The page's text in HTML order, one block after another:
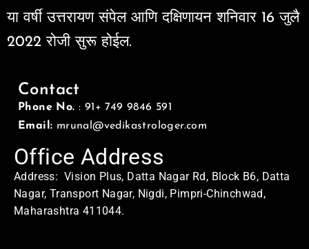
या वर्षी उत्तरायण संपेल आणि दक्षिणायन शनिवार 16 जुलै
2022 रोजी सुरू होईल.
Contact
Phone No. : 91+ 749 9846 591
Email: mrunal@vedikastrologer.com
Office Address
Address: Vision Plus, Datta Nagar Rd, Block B6, Datta
Nagar, Transport Nagar, Nigdi, Pimpri-Chinchwad,
Maharashtra 411044.